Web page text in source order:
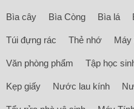
Bìa cây Bìa Còng Bìa lá
Túi đựng rác Thẻ nhớ Máy
Văn phòng phẩm Tập học
Kẹp giấy Nước lau kính